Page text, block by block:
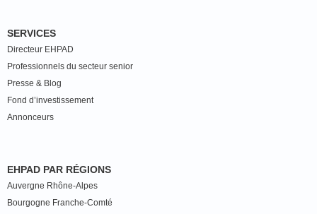
SERVICES
Directeur EHPAD
Professionnels du secteur senior
Presse & Blog
Fond d’investissement
Annonceurs
EHPAD PAR RÉGIONS
Auvergne Rhône-Alpes
Bourgogne Franche-Comté